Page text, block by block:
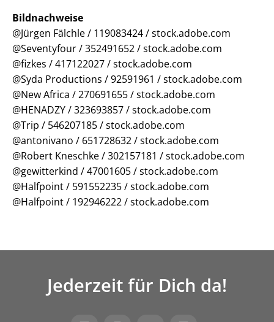
Bildnachweise
@Jürgen Fälchle / 119083424 / stock.adobe.com
@Seventyfour / 352491652 / stock.adobe.com
@fizkes / 417122027 / stock.adobe.com
@Syda Productions / 92591961 / stock.adobe.com
@New Africa / 270691655 / stock.adobe.com
@HENADZY / 323693857 / stock.adobe.com
@Trip / 546207185 / stock.adobe.com
@antonivano / 651728632 / stock.adobe.com
@Robert Kneschke / 302157181 / stock.adobe.com
@gewitterkind / 47001605 / stock.adobe.com
@Halfpoint / 591552235 / stock.adobe.com
@Halfpoint / 192946222 / stock.adobe.com
Jederzeit für Dich da!